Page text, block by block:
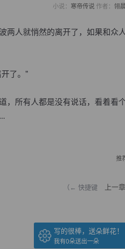
小说： 寒帝传说作者： 翎
人就悄然的离开了，如果和众
了。”
所有人都是没有说话，看着看
推
（← 快捷键 上一章
写的很棒，送朵鲜花！
我有0朵送出一朵